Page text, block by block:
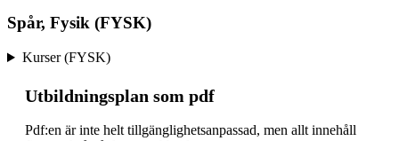
Spår, Fysik (FYSK)
Kurser (FYSK)
Ut­bild­nings­plan som pdf
Pdf:en är inte helt till­gäng­lig­hets­an­pas­sad, men allt inne­håll